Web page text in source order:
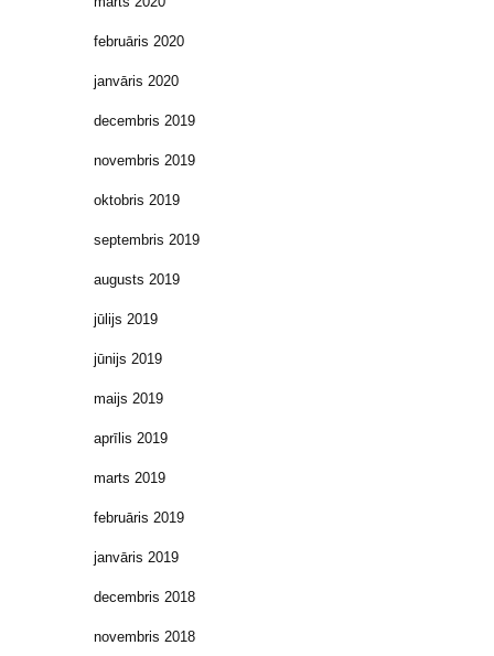
februāris 2020
janvāris 2020
decembris 2019
novembris 2019
oktobris 2019
septembris 2019
augusts 2019
jūlijs 2019
jūnijs 2019
maijs 2019
aprīlis 2019
marts 2019
februāris 2019
janvāris 2019
decembris 2018
novembris 2018